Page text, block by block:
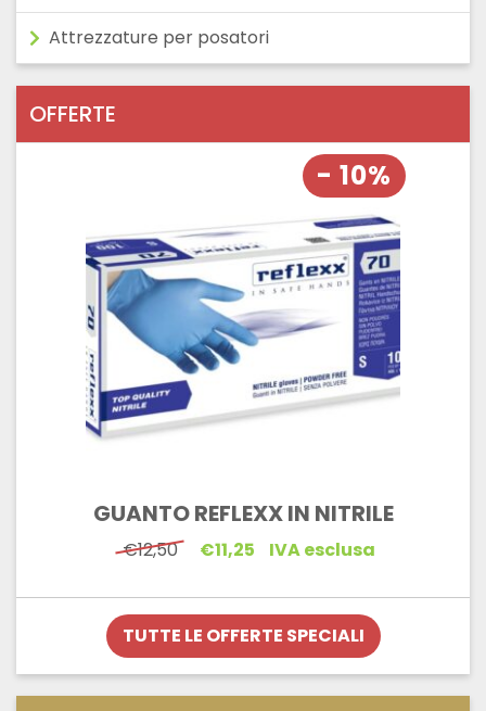
Attrezzature per posatori
OFFERTE
- 10%
GUANTO REFLEXX IN NITRILE
€12,50 Il
era:
€12,50.
€11,25
Il
è:
€11,25.
IVA esclusa
TUTTE LE OFFERTE SPECIALI